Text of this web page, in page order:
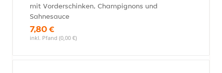
mit Vorderschinken, Champignons und
Sahnesauce
7,80 €
inkl. Pfand (0,00 €)